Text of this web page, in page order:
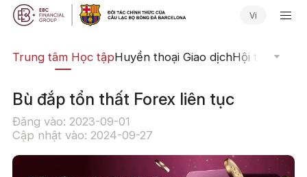
Vi
Trung tâm Học tậpHuyền thoại Giao dịchHội thảo
Bù đắp tổn thất Forex liên tục
Đăng vào: 2023-09-01
Cập nhật vào: 2024-09-27